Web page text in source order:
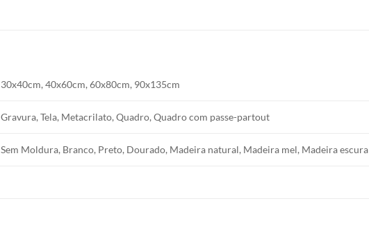
30x40cm, 40x60cm, 60x80cm, 90x135cm
Gravura, Tela, Metacrilato, Quadro, Quadro com passe-partout
Sem Moldura, Branco, Preto, Dourado, Madeira natural, Madeira mel, Madeira escura